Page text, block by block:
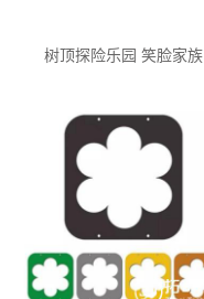
树顶探险乐园 笑脸家族